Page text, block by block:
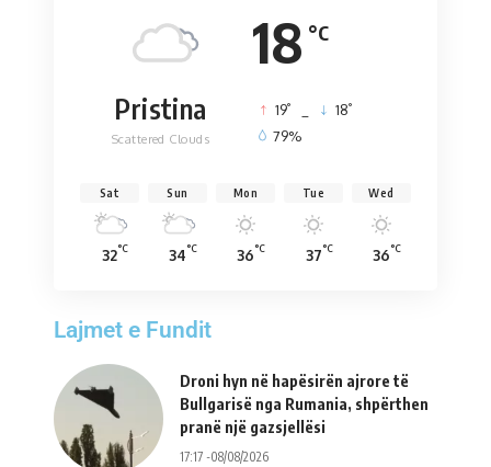
18 °C
Pristina
Scattered Clouds
19° 18°
79%
Sat
32°C
Sun
34°C
Mon
36°C
Tue
37°C
Wed
36°C
Lajmet e Fundit
Droni hyn në hapësirën ajrore të
Bullgarisë nga Rumania, shpërthen
pranë një gazsjellësi
17:17 -08/08/2026